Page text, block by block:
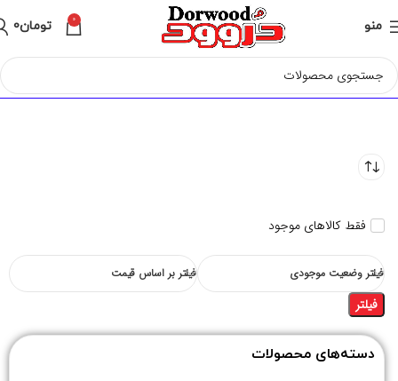
منو 0 تومان0
فقط کالاهای موجود
فیلتر وضعیت موجودی فیلتر بر اساس قیمت
فیلتر
دسته‌های محصولات